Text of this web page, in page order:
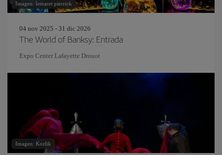
Imagen: lemaret pierrick
04 nov 2025 - 31 dic 2026
The World of Banksy: Entrada
Expo Center Lafayette Drouot
Imagen: Kozlik